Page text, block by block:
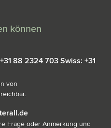
können
88 2324 703 Swiss: +31
von
Frage oder Anmerkung und